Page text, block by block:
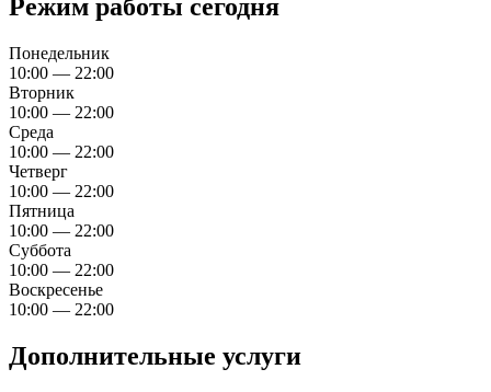
Режим работы сегодня
Понедельник
10:00 — 22:00
Вторник
10:00 — 22:00
Среда
10:00 — 22:00
Четверг
10:00 — 22:00
Пятница
10:00 — 22:00
Суббота
10:00 — 22:00
Воскресенье
10:00 — 22:00
Дополнительные услуги